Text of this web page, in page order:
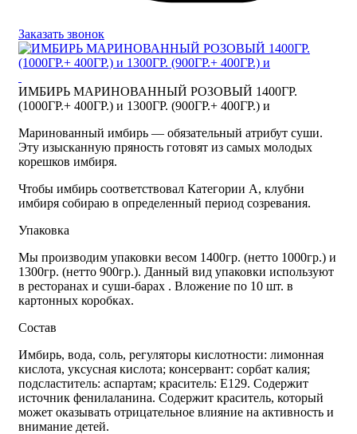
Заказать звонок
ИМБИРЬ МАРИНОВАННЫЙ РОЗОВЫЙ 1400ГР.
(1000ГР.+ 400ГР.) и 1300ГР. (900ГР.+ 400ГР.) и
Маринованный имбирь — обязательный атрибут суши.
Эту изысканную пряность готовят из самых молодых
корешков имбиря.
Чтобы имбирь соответствовал Категории А, клубни
имбиря собираю в определенный период созревания.
Упаковка
Мы производим упаковки весом 1400гр. (нетто 1000гр.) и
1300гр. (нетто 900гр.). Данный вид упаковки используют
в ресторанах и суши-барах . Вложение по 10 шт. в
картонных коробках.
Состав
Имбирь, вода, соль, регуляторы кислотности: лимонная
кислота, уксусная кислота; консервант: сорбат калия;
подсластитель: аспартам; краситель: Е129. Содержит
источник фенилаланина. Содержит краситель, который
может оказывать отрицательное влияние на активность и
внимание детей.